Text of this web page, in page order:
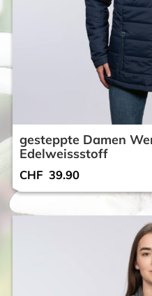
gesteppte Damen
Edelweissstoff
CHF 39.90